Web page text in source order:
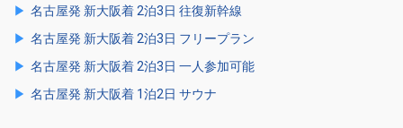
名古屋発 新大阪着 2泊3日 往復新幹線
名古屋発 新大阪着 2泊3日 フリープラン
名古屋発 新大阪着 2泊3日 一人参加可能
名古屋発 新大阪着 1泊2日 サウナ